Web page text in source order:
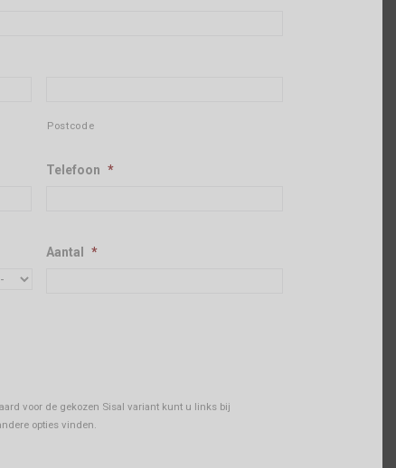
Postcode
Telefoon *
Aantal *
voor de gekozen Sisal variant kunt u links bij
opties vinden.